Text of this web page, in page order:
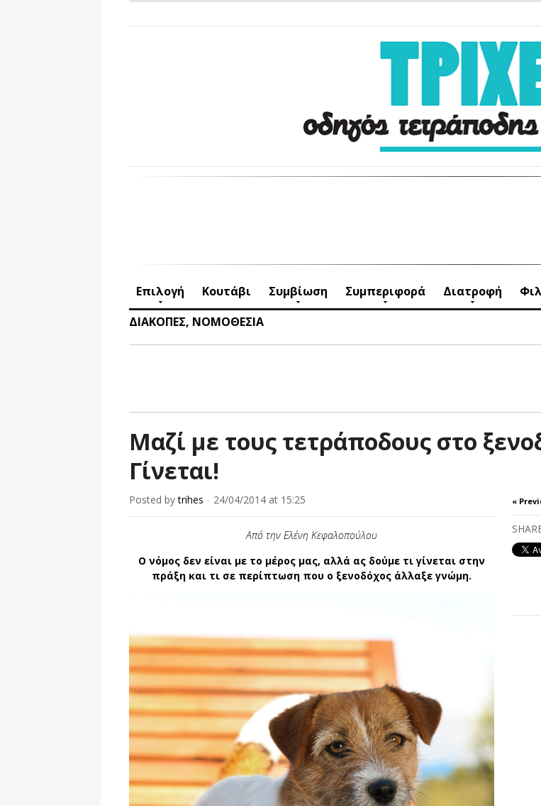
Επιλογή Κουτάβι Συμβίωση Συμπεριφορά Διατροφή
ΔΙΑΚΟΠΕΣ, ΝΟΜΟΘΕΣΙΑ
Μαζί με τους τετράποδους στο
Γίνεται!
Posted bytrihes 24/04/2014 at 15:25
Από την Ελένη Κεφαλοπούλου
Ο νόμος δεν είναι με το μέρος μας, αλλά ας δούμε τι γίνεται στην
πράξη και τι σε περίπτωση που ο ξενοδόχος άλλαξε γνώμη.
«